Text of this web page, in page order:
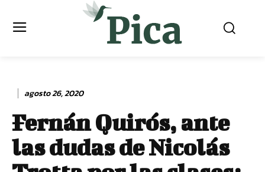
agosto 26, 2020
Fernán Quirós, ante
las dudas de Nicolás